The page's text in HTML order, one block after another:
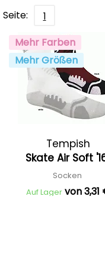
Seite:
1
Mehr Farben
Mehr Größen
Tempish
Skate Air Soft
Socken
Auf Lager von 3,31